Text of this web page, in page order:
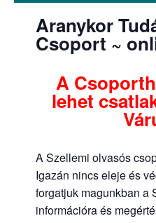
Aranykor
Csoport ~
A
lehet
A Szellemi olvasós
Igazán nincs eleje és
forgatjuk magunkban a
információra és